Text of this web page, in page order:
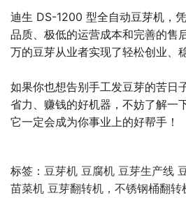
迪生 DS-1200 型全自动豆芽机，
品质、极低的运营成本和完善的售
万的豆芽从业者实现了轻松创业、
如果你也想告别手工发豆芽的苦日
省力、赚钱的好机器，不妨了解一
它一定会成为你事业上的好帮手！
标签： 豆芽机 豆腐机 豆芽生产线
苗菜机 豆芽翻转机，不锈钢桶翻转